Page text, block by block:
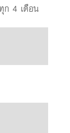
ก 4 เดือน